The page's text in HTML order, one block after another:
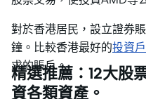
對於香港居民，設立證券
鐘。比較香港最好的投資
求的賬戶。
精選推薦：12大股
資各類資產。